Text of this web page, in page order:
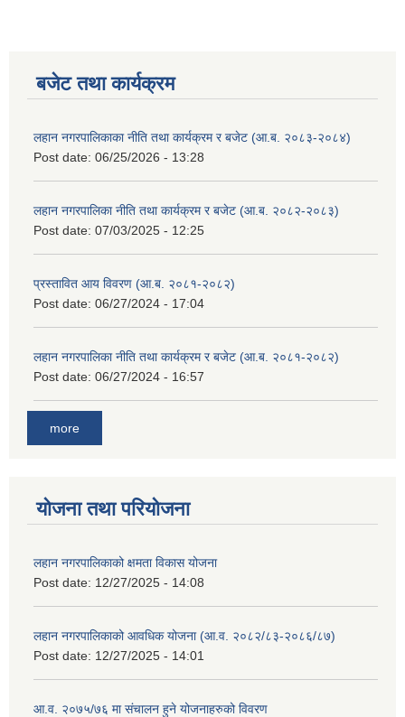
बजेट तथा कार्यक्रम
लहान नगरपालिकाका नीति तथा कार्यक्रम र बजेट (आ.ब. २०८३-२०८४)
Post date: 06/25/2026 - 13:28
लहान नगरपालिका नीति तथा कार्यक्रम र बजेट (आ.ब. २०८२-२०८३)
Post date: 07/03/2025 - 12:25
प्रस्तावित आय विवरण (आ.ब. २०८१-२०८२)
Post date: 06/27/2024 - 17:04
लहान नगरपालिका नीति तथा कार्यक्रम र बजेट (आ.ब. २०८१-२०८२)
Post date: 06/27/2024 - 16:57
more
योजना तथा परियोजना
लहान नगरपालिकाको क्षमता विकास योजना
Post date: 12/27/2025 - 14:08
लहान नगरपालिकाको आवधिक योजना (आ.व. २०८२/८३-२०८६/८७)
Post date: 12/27/2025 - 14:01
आ.व. २०७५/७६ मा संचालन हुने योजनाहरुको विवरण